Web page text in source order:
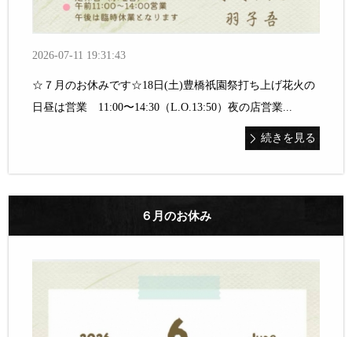
2026-07-11 19:31:43
☆７月のお休みです☆18日(土)豊橋祇園祭打ち上げ花火の
日昼は営業 11:00〜14:30（L.O.13:50）夜の店営業...
続きを見る
６月のお休み